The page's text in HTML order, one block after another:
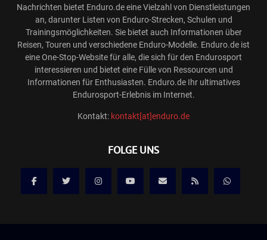
Nachrichten bietet Enduro.de eine Vielzahl von Dienstleistungen
an, darunter Listen von Enduro-Strecken, Schulen und
Trainingsmöglichkeiten. Sie bietet auch Informationen über
Reisen, Touren und verschiedene Enduro-Modelle. Enduro.de ist
eine One-Stop-Website für alle, die sich für den Endurosport
interessieren und bietet eine Fülle von Ressourcen und
Informationen für Enthusiasten. Enduro.de Ihr ultimatives
Endurosport-Erlebnis im Internet.
Kontakt: kontakt[at]enduro.de
FOLGE UNS